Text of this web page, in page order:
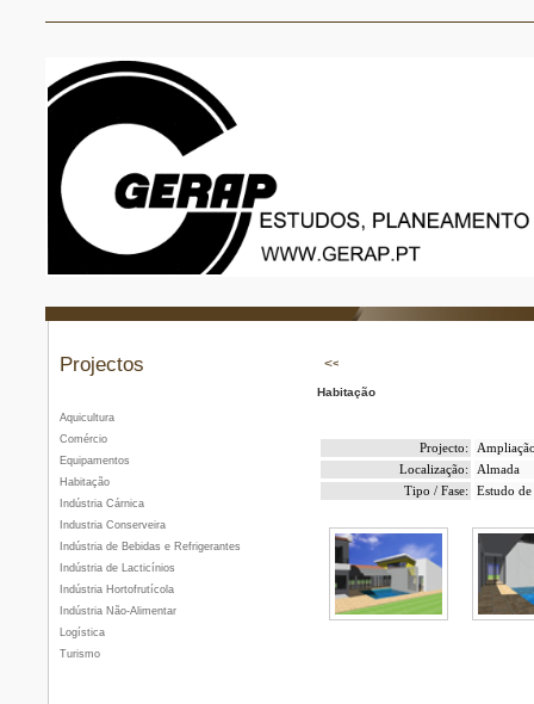
Projectos
Aquicultura
Comércio
Equipamentos
Habitação
Indústria Cárnica
Industria Conserveira
Indústria de Bebidas e Refrigerantes
Indústria de Lacticínios
Indústria Hortofrutícola
Indústria Não-Alimentar
Logística
Turismo
Habitação
Projecto:
Localização:
Almada
Tipo / Fase:
Estudo